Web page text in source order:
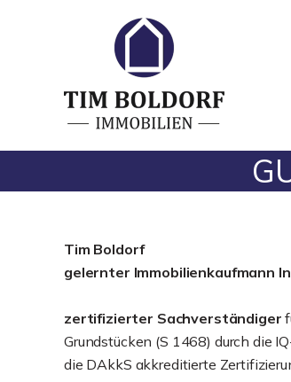
Tim Boldorf
gelernter Immobilienkaufmann
zertifizierter Sachverständiger
Grundstücken (S 1468) durch die
die DAkkS akkreditierte